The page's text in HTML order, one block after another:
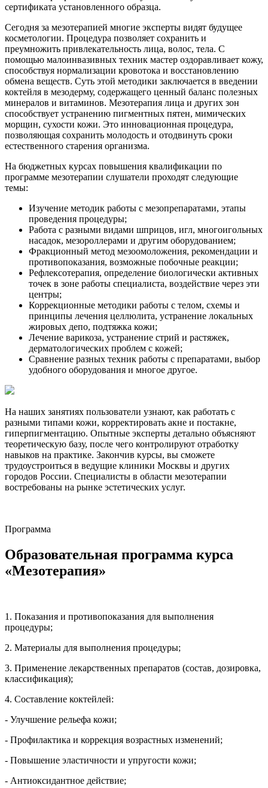
сертификата установленного образца.
Сегодня за мезотерапией многие эксперты видят будущее
косметологии. Процедура позволяет сохранить и
преумножить привлекательность лица, волос, тела. С
помощью малоинвазивных техник мастер оздоравливает кожу,
способствуя нормализации кровотока и восстановлению
обмена веществ. Суть этой методики заключается в введении
коктейля в мезодерму, содержащего ценный баланс полезных
минералов и витаминов. Мезотерапия лица и других зон
способствует устранению пигментных пятен, мимических
морщин, сухости кожи. Это инновационная процедура,
позволяющая сохранить молодость и отодвинуть сроки
естественного старения организма.
На бюджетных курсах повышения квалификации по
программе мезотерапии слушатели проходят следующие
темы:
Изучение методик работы с мезопрепаратами, этапы
проведения процедуры;
Работа с разными видами шприцов, игл, многоигольных
насадок, мезороллерами и другим оборудованием;
Фракционный метод мезоомоложения, рекомендации и
противопоказания, возможные побочные реакции;
Рефлексотерапия, определение биологически активных
точек в зоне работы специалиста, воздействие через эти
центры;
Коррекционные методики работы с телом, схемы и
принципы лечения целлюлита, устранение локальных
жировых депо, подтяжка кожи;
Лечение варикоза, устранение стрий и растяжек,
дерматологических проблем с кожей;
Сравнение разных техник работы с препаратами, выбор
удобного оборудования и многое другое.
На наших занятиях пользователи узнают, как работать с
разными типами кожи, корректировать акне и постакне,
гиперпигментацию. Опытные эксперты детально объясняют
теоретическую базу, после чего контролируют отработку
навыков на практике. Закончив курсы, вы сможете
трудоустроиться в ведущие клиники Москвы и других
городов России. Специалисты в области мезотерапии
востребованы на рынке эстетических услуг.
Программа
Образовательная программа курса
«Мезотерапия»
1. Показания и противопоказания для выполнения
процедуры;
2. Материалы для выполнения процедуры;
3. Применение лекарственных препаратов (состав, дозировка,
классификация);
4. Составление коктейлей:
- Улучшение рельефа кожи;
- Профилактика и коррекция возрастных изменений;
- Повышение эластичности и упругости кожи;
- Антиоксидантное действие;